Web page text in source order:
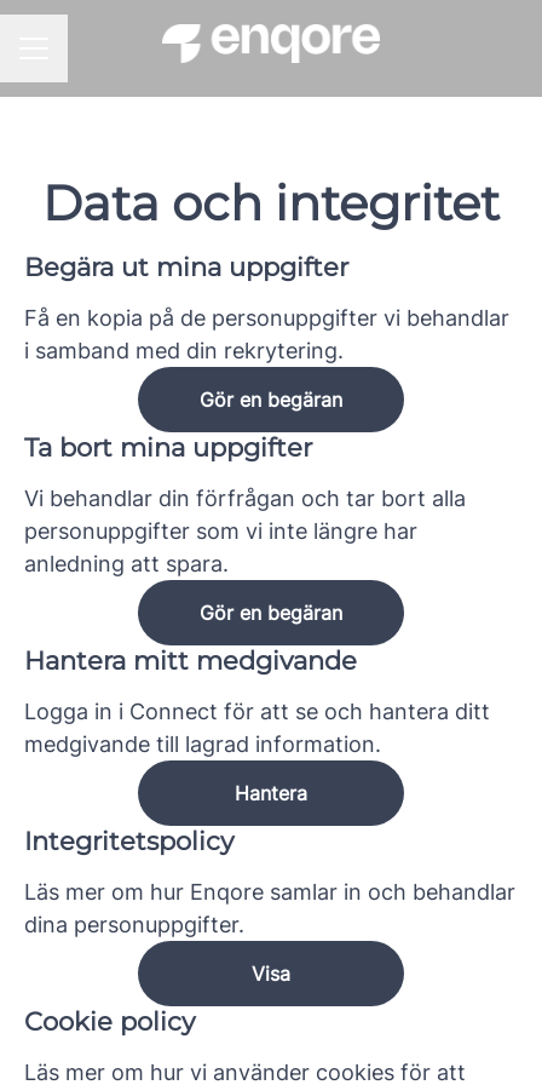
Data och integritet
Begära ut mina uppgifter
Få en kopia på de personuppgifter vi behandlar
i samband med din rekrytering.
Gör en begäran
Ta bort mina uppgifter
Vi behandlar din förfrågan och tar bort alla
personuppgifter som vi inte längre har
anledning att spara.
Gör en begäran
Hantera mitt medgivande
Logga in i Connect för att se och hantera ditt
medgivande till lagrad information.
Hantera
Integritetspolicy
Läs mer om hur Enqore samlar in och behandlar
dina personuppgifter.
Visa
Cookie policy
Läs mer om hur vi använder cookies för att